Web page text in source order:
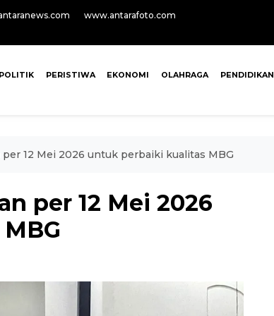
www.antarafoto.com
POLITIK PERISTIWA EKONOMI OLAHRAGA PENDIDIKAN
per 12 Mei 2026 untuk perbaiki kualitas MBG
per 12 Mei 2026